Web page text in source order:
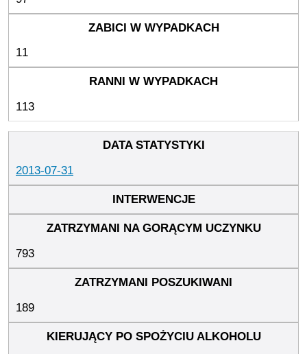
11
113
2013-07-31
793
189